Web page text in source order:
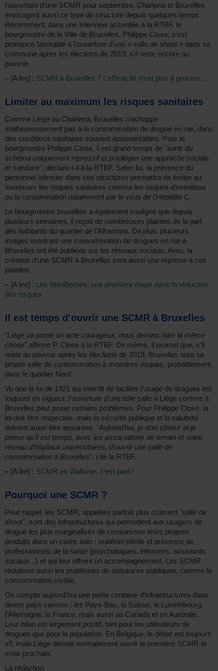
l’ouverture d’une SCMR pour septembre. Charleroi et Bruxelles
envisagent aussi ce type de structure depuis quelques temps.
Récemment, dans une interview accordée à la RTBF, le
bourgmestre de la Ville de Bruxelles, Philippe Close, s’est
prononcé favorable à l’ouverture d’une « salle de shoot » dans sa
commune après les élections de 2019, s’il reste encore au
pouvoir.
– [A lire] : SCMR à Bruxelles ? L’efficacité n’est plus à prouver…
Limiter au maximum les risques sanitaires
Comme Liège ou Charleroi, Bruxelles n’échappe
malheureusement pas à la consommation de drogue en rue, dans
des conditions sanitaires souvent épouvantables. Pour le
bourgmestre Philippe Close, il est grand temps de "sortir du
schéma uniquement répressif et privilégier une approche sociale
et sanitaire", déclare-t-il à la RTBF. Selon lui, la présence du
personnel infirmier dans ces structures permettra de limiter au
maximum les risques sanitaires comme les risques d’overdose
ou la contamination notamment par le virus de l’Hépatite C.
Le bourgmestre bruxellois a également souligné que depuis
plusieurs semaines, il reçoit de nombreuses plaintes de la part
des habitants du quartier de l’Alhambra. De plus, plusieurs
images montrant une consommation de drogues en rue à
Bruxelles ont été publiées sur les réseaux sociaux. Ainsi, la
création d’une SCMR à Bruxelles sera aussi une réponse à ces
plaintes.
– [A lire] : Les StériBornes, une première étape dans la réduction
des risques
Il est temps d’ouvrir une SCMR à Bruxelles
"Liège va poser un acte courageux, nous devons faire la même
chose" affirme P. Close à la RTBF. De même, il promet que, s’il
reste au pouvoir après les élections de 2019, Bruxelles aura sa
propre salle de consommation à moindres risques, probablement
dans le quartier Nord.
Vu que la loi de 1921 qui interdit de faciliter l’usage de drogues est
toujours en vigueur, l’ouverture d’une telle salle à Liège comme à
Bruxelles peut poser certains problèmes. Pour Philippe Close, la
loi doit être respectée, mais la sécurité publique et la salubrité
doivent aussi être assurées. "Aujourd’hui, je dois choisir et je
pense qu’il est temps, avec les associations de terrain et notre
réseau d’hôpitaux universitaires, d’ouvrir une salle de
consommation à Bruxelles", cite la RTBF.
– [A lire] : SCMR en Wallonie, c’est parti !
Pourquoi une SCMR ?
Pour rappel, les SCMR, appelées parfois plus crûment "salle de
shoot", sont des infrastructures qui permettent aux usagers de
drogue les plus marginalisés de consommer leurs propres
produits dans un cadre sain : matériel stérile et présence de
professionnels de la santé (psychologues, infirmiers, assistants
sociaux...) et qui leur offrent un accompagnement. Les SCMR
réduisent aussi les problèmes de nuisances publiques, comme la
consommation visible.
On compte aujourd’hui une petite centaine d’infrastructures dans
divers pays comme : les Pays-Bas, la Suisse, le Luxembourg,
l’Allemagne, la France, mais aussi au Canada et en Australie.
Leur bilan est largement positif, tant pour les utilisateurs de
drogues que pour la population. En Belgique, le débat est toujours
vif, mais Liège devrait normalement ouvrir la première SCMR le
mois prochain.
La rédaction